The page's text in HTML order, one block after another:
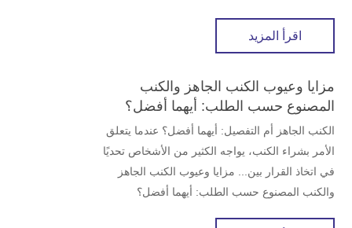
اقرأ المزيد
مزايا وعيوب الكنب الجاهز والكنب
المصنوع حسب الطلب: أيهما أفضل؟
الكنب الجاهز أم التفصيل: أيهما أفضل؟ عندما يتعلق
الأمر بشراء الكنب، يواجه الكثير من الأشخاص تحديًا
في اتخاذ القرار بين... مزايا وعيوب الكنب الجاهز
والكنب المصنوع حسب الطلب: أيهما أفضل؟